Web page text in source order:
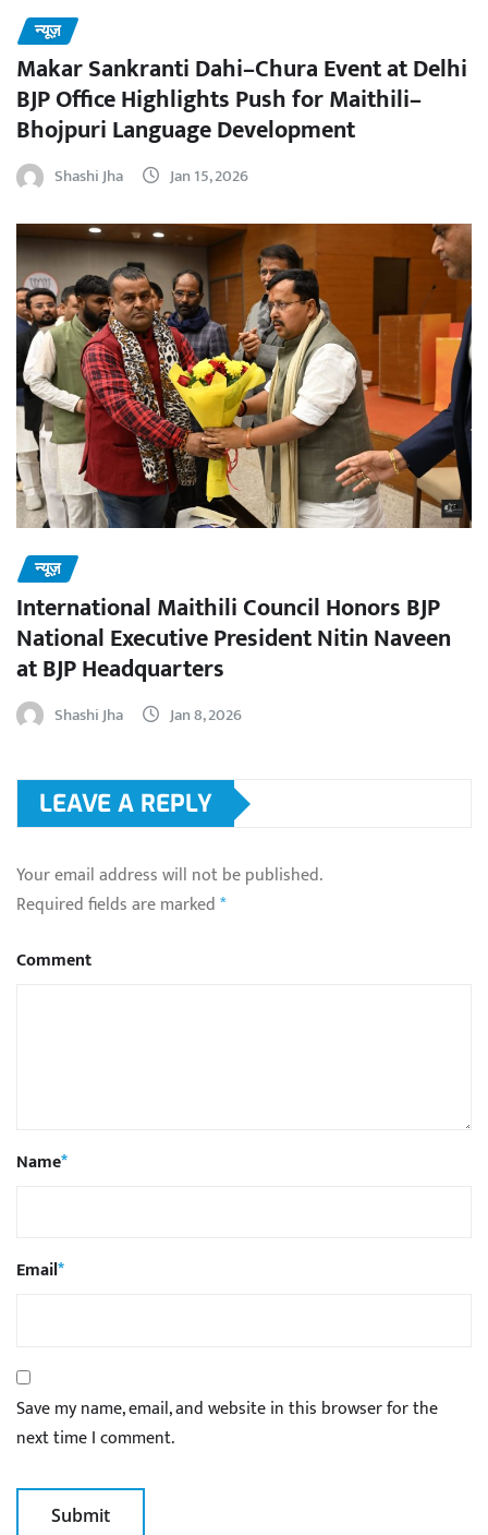
न्यूज़
Makar Sankranti Dahi–Chura Event at Delhi
BJP Office Highlights Push for Maithili–
Bhojpuri Language Development
Shashi Jha Jan 15, 2026
न्यूज़
International Maithili Council Honors BJP
National Executive President Nitin Naveen
at BJP Headquarters
Shashi Jha Jan 8, 2026
LEAVE A REPLY
Your email address will not be published.
Required fields are marked*
Comment
Name*
Email*
Save my name, email, and website in this browser for the
next time I comment.